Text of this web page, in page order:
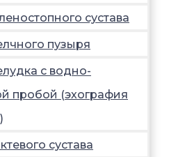
сустава
пузыря
с водно-
пробой (эхография
сустава